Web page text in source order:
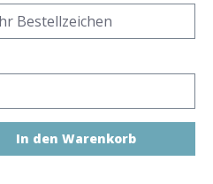
den gewünschten
In den Warenkorb